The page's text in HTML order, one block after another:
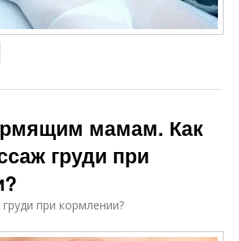
мамам. Как
груди при
при кормлении?